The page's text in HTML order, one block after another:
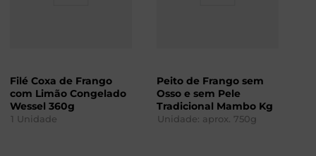
Filé Coxa de Frango
com Limão Congelado
Wessel 360g
1 Unidade
Peito de Frango sem
Osso e sem Pele
Tradicional Mambo Kg
Unidade: aprox. 750g